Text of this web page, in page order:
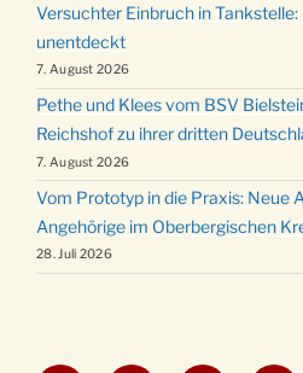
Versuchter Einbruch in
unentdeckt
7. August 2026
Pethe und Klees vom BSV
Reichshof zu ihrer dritten
7. August 2026
Vom Prototyp in die Praxis: Neue
Angehörige im Oberbergischen
28. Juli 2026